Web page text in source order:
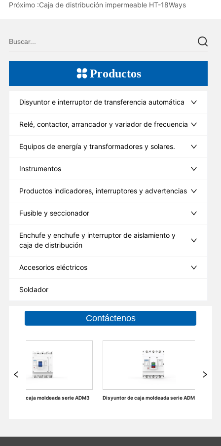
Próximo :Caja de distribución impermeable HT-18Ways
Productos
Disyuntor e interruptor de transferencia automática
Relé, contactor, arrancador y variador de frecuencia
Equipos de energía y transformadores y solares.
Instrumentos
Productos indicadores, interruptores y advertencias
Fusible y seccionador
Enchufe y enchufe y interruptor de aislamiento y
caja de distribución
Accesorios eléctricos
Soldador
Contáctenos
Disyuntor de caja moldeada serie ADM3